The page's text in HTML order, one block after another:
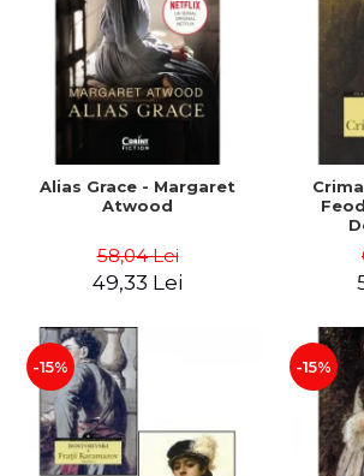
Alias Grace - Margaret
Atwood
58,04 Lei
49,33 Lei
-15% -15%